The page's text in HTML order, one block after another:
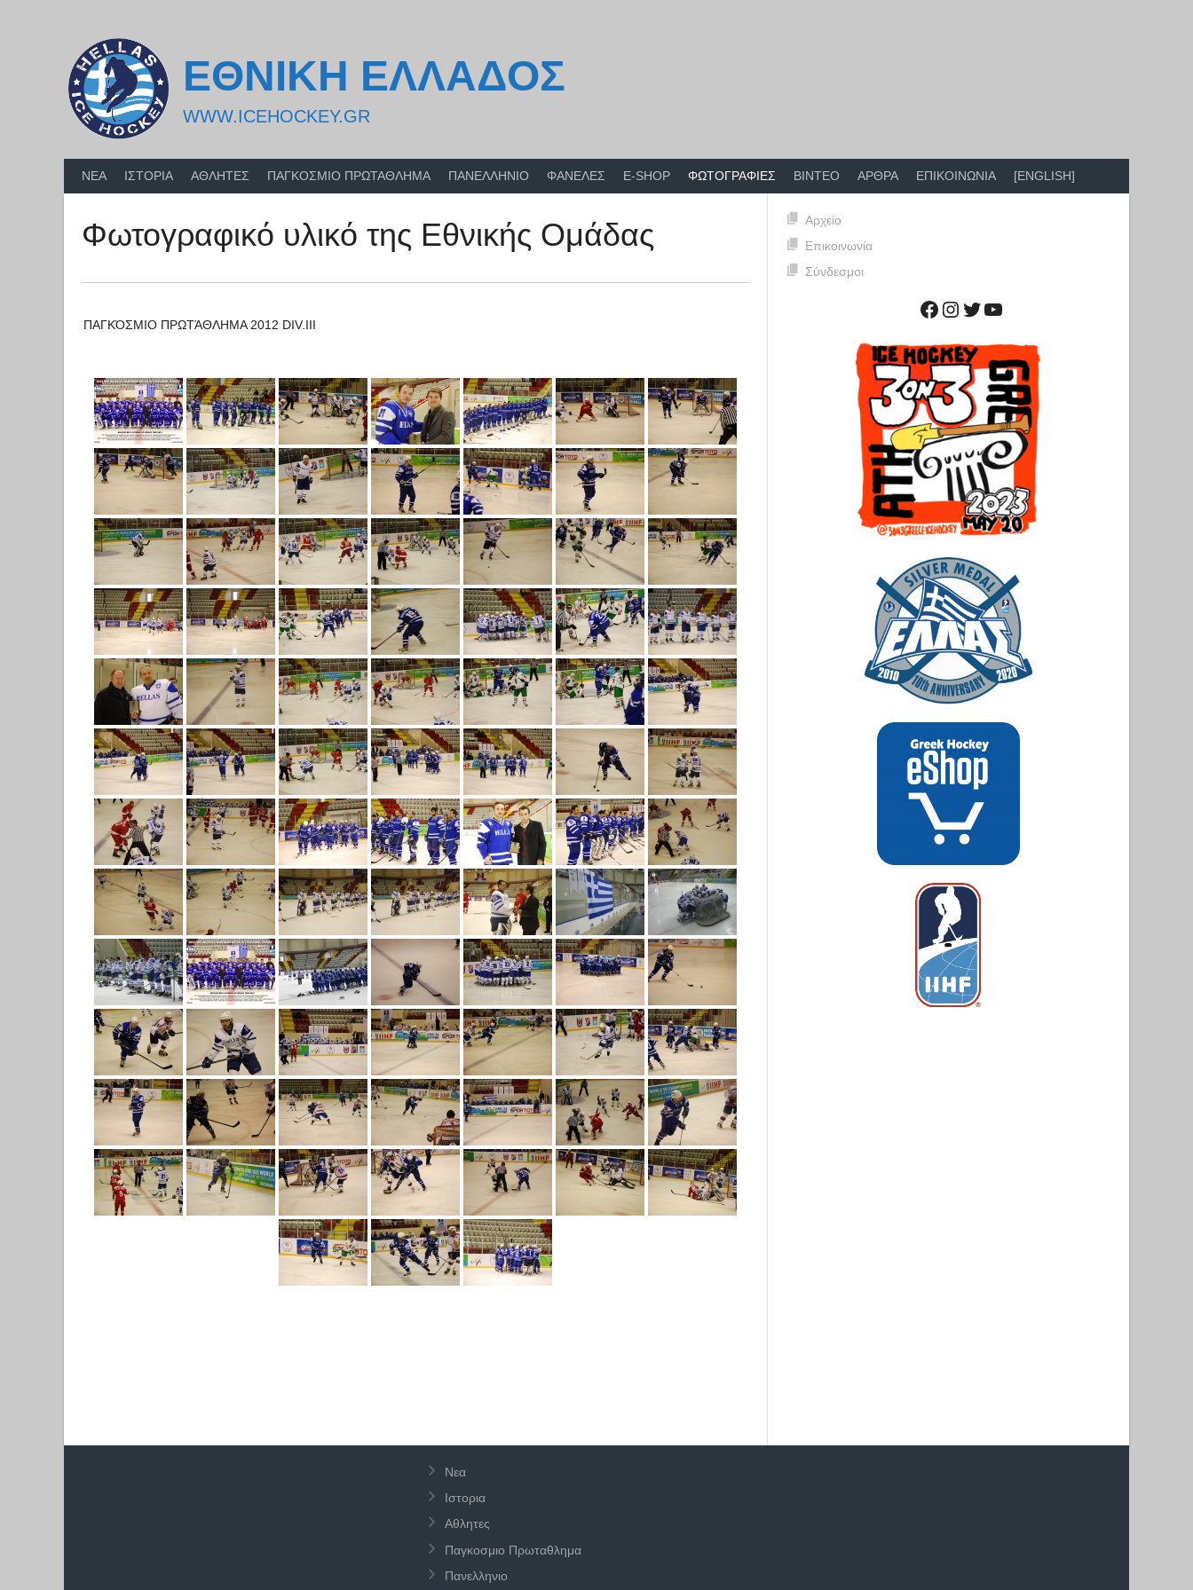
ΕΘΝΙΚΗ ΕΛΛΑΔΟΣ
WWW.ICEHOCKEY.GR
ΝΕΑ ΙΣΤΟΡΙΑ ΑΘΛΗΤΕΣ ΠΑΓΚΟΣΜΙΟ ΠΡΩΤΑΘΛΗΜΑ ΠΑΝΕΛΛΗΝΙΟ ΦΑΝΕΛΕΣ E-SHOP ΦΩΤΟΓΡΑΦΙΕΣ ΒΙΝΤΕΟ ΑΡΘΡΑ ΕΠΙΚΟΙΝΩΝΙΑ [ENGLISH]
Φωτογραφικό υλικό της Εθνικής Ομάδας
ΠΑΓΚΌΣΜΙΟ ΠΡΩΤΆΘΛΗΜΑ 2012 DIV.III
Αρχείο
Επικοινωνία
Σύνδεσμοι
Facebook
Instagram
Twitter
YouTube
Νεα
Ιστορια
Αθλητες
Παγκοσμιο Πρωταθλημα
Πανελληνιο